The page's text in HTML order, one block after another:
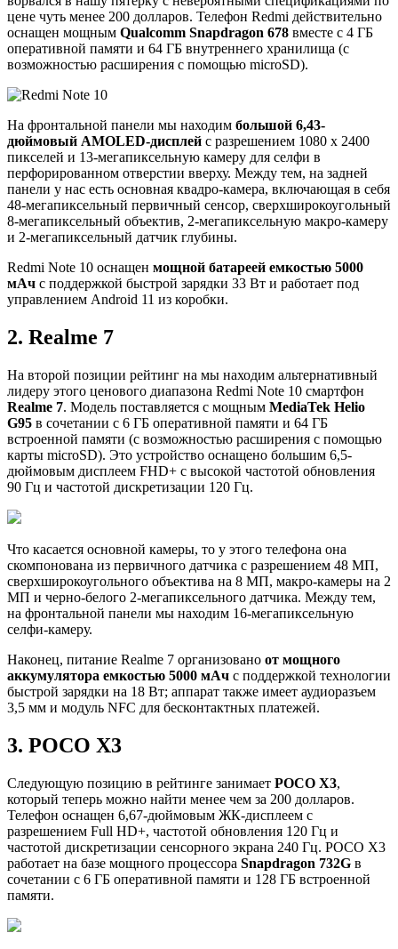
цене чуть менее 200 долларов. Телефон Redmi действительно
оснащен мощным Qualcomm Snapdragon 678 вместе с 4 ГБ
оперативной памяти и 64 ГБ внутреннего хранилища (с
возможностью расширения с помощью microSD).
На фронтальной панели мы находим большой 6,43-
дюймовый AMOLED-дисплей с разрешением 1080 x 2400
пикселей и 13-мегапиксельную камеру для селфи в
перфорированном отверстии вверху. Между тем, на задней
панели у нас есть основная квадро-камера, включающая в себя
48-мегапиксельный первичный сенсор, сверхширокоугольный
8-мегапиксельный объектив, 2-мегапиксельную макро-камеру
и 2-мегапиксельный датчик глубины.
Redmi Note 10 оснащен мощной батареей емкостью 5000
мАч с поддержкой быстрой зарядки 33 Вт и работает под
управлением Android 11 из коробки.
2. Realme 7
На второй позиции рейтинг на мы находим альтернативный
лидеру этого ценового диапазона Redmi Note 10 смартфон
Realme 7. Модель поставляется с мощным MediaTek Helio
G95 в сочетании с 6 ГБ оперативной памяти и 64 ГБ
встроенной памяти (с возможностью расширения с помощью
карты microSD). Это устройство оснащено большим 6,5-
дюймовым дисплеем FHD+ с высокой частотой обновления
90 Гц и частотой дискретизации 120 Гц.
Что касается основной камеры, то у этого телефона она
скомпонована из первичного датчика с разрешением 48 МП,
сверхширокоугольного объектива на 8 МП, макро-камеры на 2
МП и черно-белого 2-мегапиксельного датчика. Между тем,
на фронтальной панели мы находим 16-мегапиксельную
селфи-камеру.
Наконец, питание Realme 7 организовано от мощного
аккумулятора емкостью 5000 мАч с поддержкой технологии
быстрой зарядки на 18 Вт; аппарат также имеет аудиоразъем
3,5 мм и модуль NFC для бесконтактных платежей.
3. POCO X3
Следующую позицию в рейтинге занимает POCO X3,
который теперь можно найти менее чем за 200 долларов.
Телефон оснащен 6,67-дюймовым ЖК-дисплеем с
разрешением Full HD+, частотой обновления 120 Гц и
частотой дискретизации сенсорного экрана 240 Гц. POCO X3
работает на базе мощного процессора Snapdragon 732G в
сочетании с 6 ГБ оперативной памяти и 128 ГБ встроенной
памяти.